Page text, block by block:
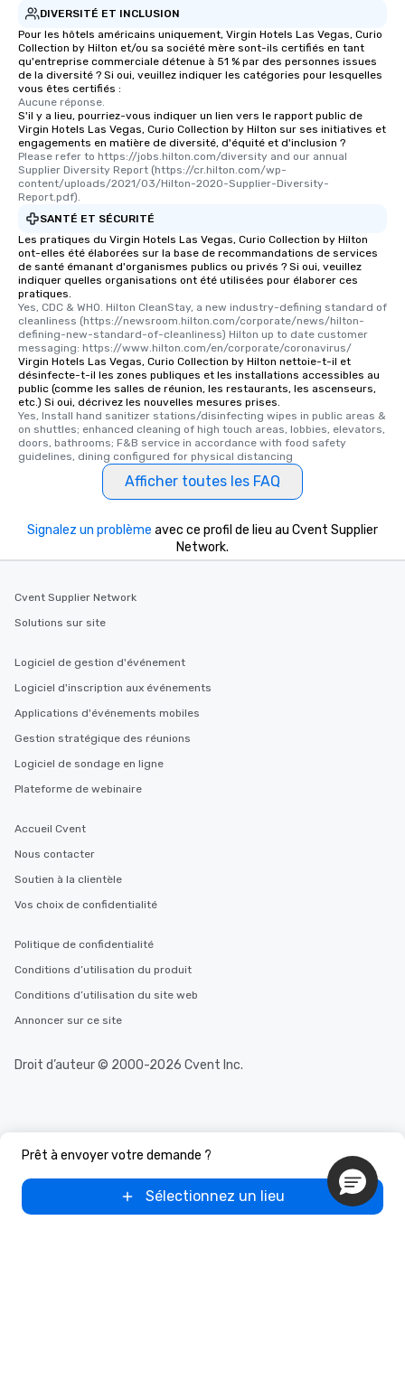
DIVERSITÉ ET INCLUSION
Pour les hôtels américains uniquement, Virgin Hotels Las Vegas, Curio
Collection by Hilton et/ou sa société mère sont-ils certifiés en tant
qu'entreprise commerciale détenue à 51 % par des personnes issues
de la diversité ? Si oui, veuillez indiquer les catégories pour lesquelles
vous êtes certifiés :
Aucune réponse.
S'il y a lieu, pourriez-vous indiquer un lien vers le rapport public de
Virgin Hotels Las Vegas, Curio Collection by Hilton sur ses initiatives et
engagements en matière de diversité, d'équité et d'inclusion ?
Please refer to https://jobs.hilton.com/diversity and our annual
Supplier Diversity Report (https://cr.hilton.com/wp-
content/uploads/2021/03/Hilton-2020-Supplier-Diversity-
Report.pdf).
SANTÉ ET SÉCURITÉ
Les pratiques du Virgin Hotels Las Vegas, Curio Collection by Hilton
ont-elles été élaborées sur la base de recommandations de services
de santé émanant d'organismes publics ou privés ? Si oui, veuillez
indiquer quelles organisations ont été utilisées pour élaborer ces
pratiques.
Yes, CDC & WHO. Hilton CleanStay, a new industry-defining standard of
cleanliness (https://newsroom.hilton.com/corporate/news/hilton-
defining-new-standard-of-cleanliness) Hilton up to date customer
messaging: https://www.hilton.com/en/corporate/coronavirus/
Virgin Hotels Las Vegas, Curio Collection by Hilton nettoie-t-il et
désinfecte-t-il les zones publiques et les installations accessibles au
public (comme les salles de réunion, les restaurants, les ascenseurs,
etc.) Si oui, décrivez les nouvelles mesures prises.
Yes, Install hand sanitizer stations/disinfecting wipes in public areas &
on shuttles; enhanced cleaning of high touch areas, lobbies, elevators,
doors, bathrooms; F&B service in accordance with food safety
guidelines, dining configured for physical distancing
Afficher toutes les FAQ
Prêt à envoyer votre demande ?
Sélectionnez un lieu
Signalez un problème avec ce profil de lieu au Cvent Supplier
Network.
Cvent Supplier Network
Solutions sur site
Logiciel de gestion d'événement
Logiciel d'inscription aux événements
Applications d'événements mobiles
Gestion stratégique des réunions
Logiciel de sondage en ligne
Plateforme de webinaire
Accueil Cvent
Nous contacter
Soutien à la clientèle
Vos choix de confidentialité
Politique de confidentialité
Conditions d’utilisation du produit
Conditions d’utilisation du site web
Annoncer sur ce site
Droit d’auteur © 2000-2026 Cvent Inc.